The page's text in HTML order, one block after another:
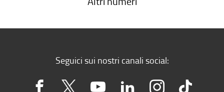
Seguici sui nostri canali social: